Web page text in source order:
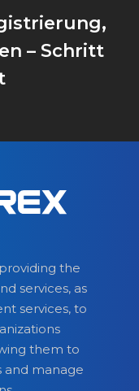
– Schritt
the
services, as
services, to
them to
and manage